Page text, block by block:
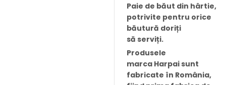
Paie de băut din hârtie,
potrivite pentru orice
băutură doriți
să serviți.
Produsele
marca Harpai sunt
fabricate în România,